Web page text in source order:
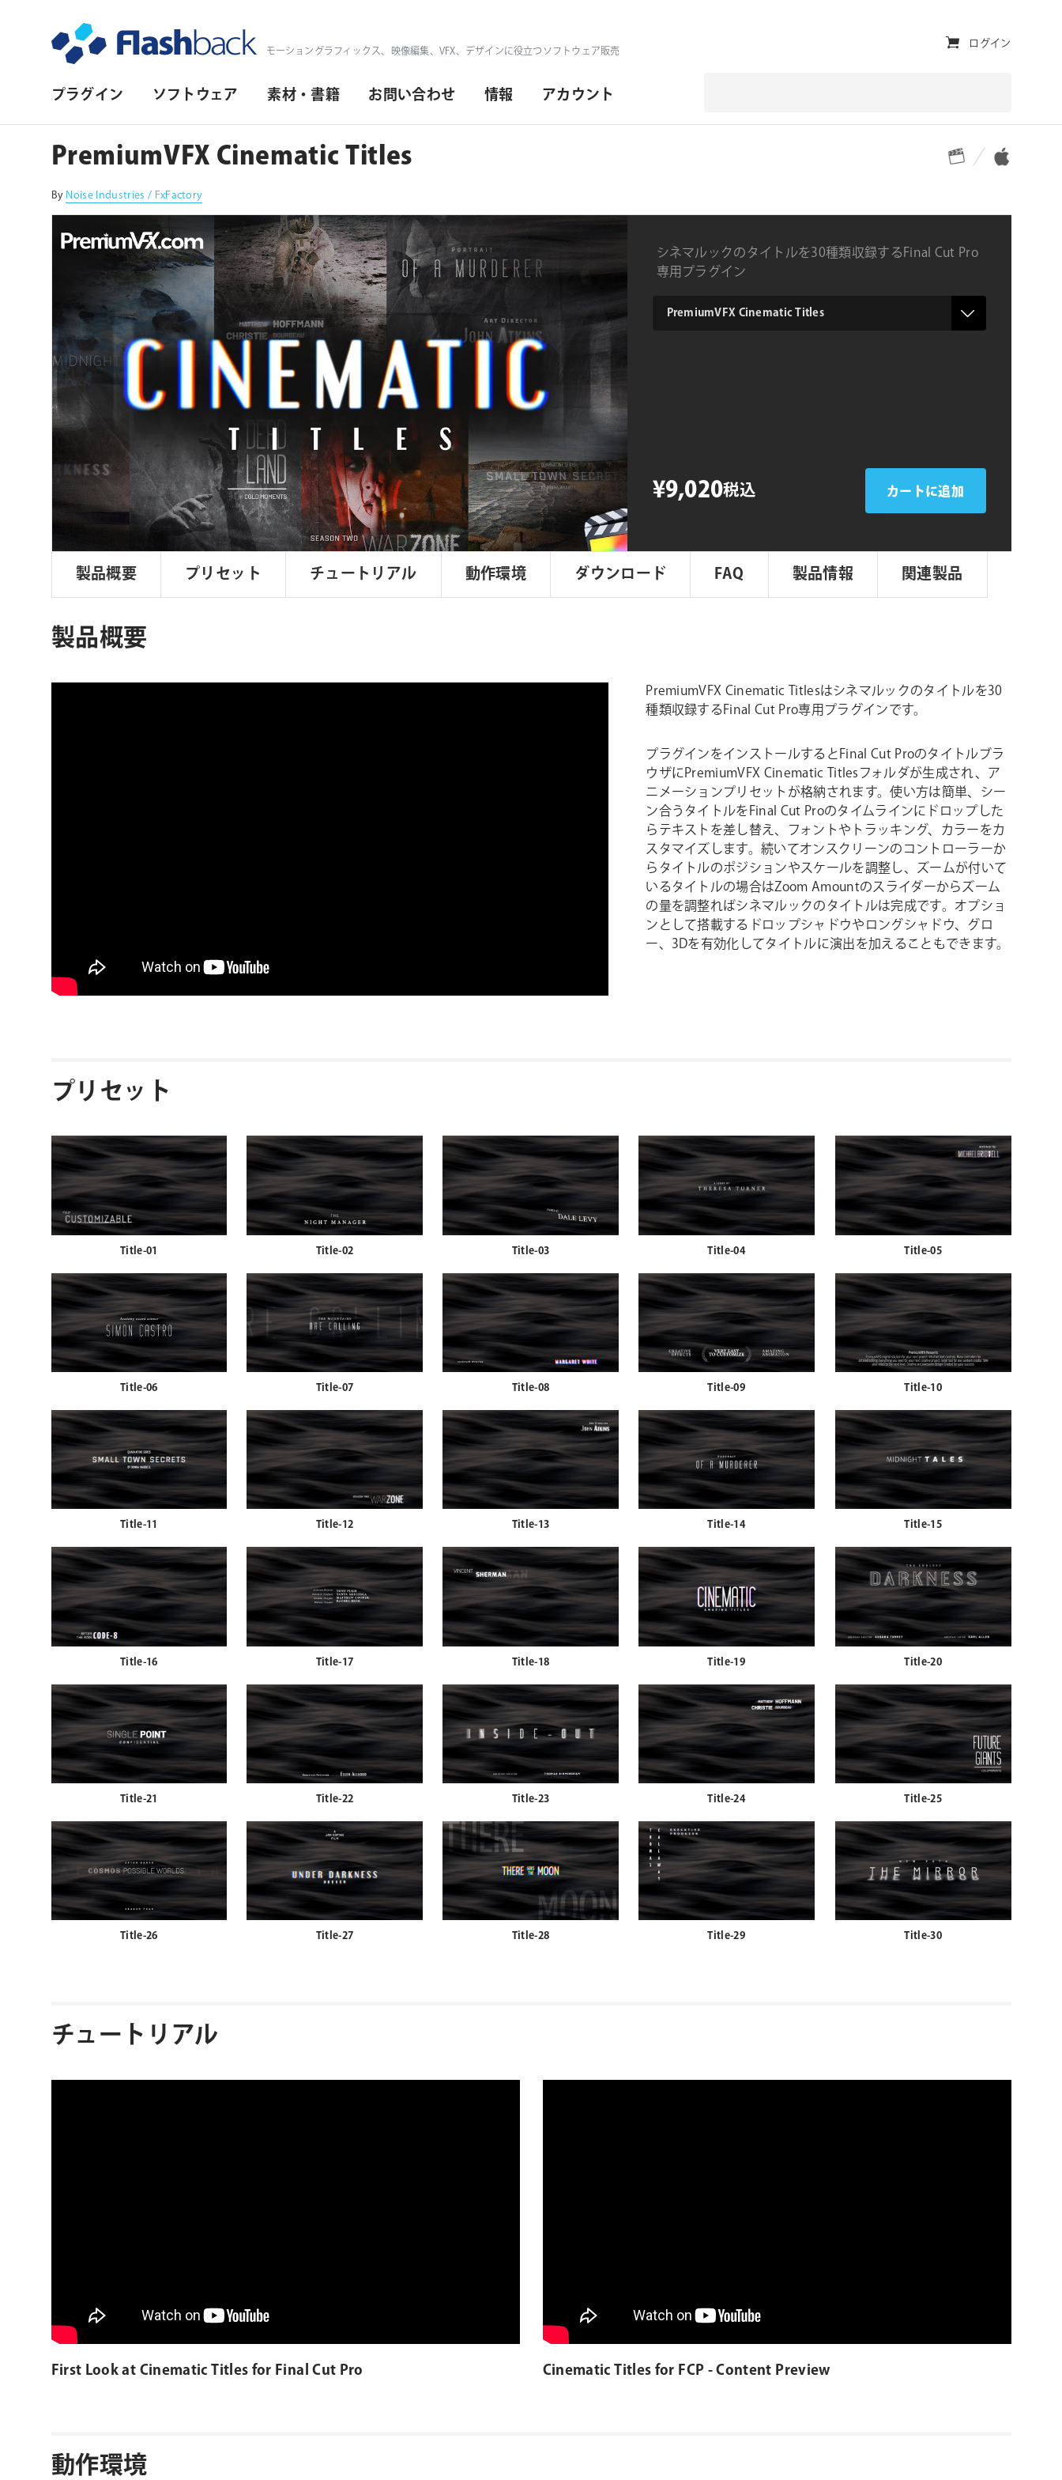
モーショングラフィックス、映像編集、VFX、デザインに役立つソフトウェア販売
プ
イ
マ
リ・
ナ
ビ
ー
シ
ョ
ン
プラグイン ソフトウェア 素材・書籍 お問い合わせ 情報 アカウント
ユ
ィ
リ
ィ・
ナ
ゲ
ー
ログイン
PremiumVFX Cinematic Titles 対応プラットフォーム 対応OS
By Noise Industries / FxFactory
シネマルックのタイトルを30種類収録するFinal Cut Pro
専用プラグイン
type
¥9,020税込 カートに追加
製品概要 プリセット チュートリアル 動作環境 ダウンロード FAQ 製品情報 関連製品
製品概要
PremiumVFX Cinematic Titlesはシネマルックのタイトルを30
種類収録するFinal Cut Pro専用プラグインです。
プラグインをインストールするとFinal Cut Proのタイトルブラ
ウザにPremiumVFX Cinematic Titlesフォルダが生成され、ア
ニメーションプリセットが格納されます。使い方は簡単、シー
ン合うタイトルをFinal Cut Proのタイムラインにドロップした
らテキストを差し替え、フォントやトラッキング、カラーをカ
スタマイズします。続いてオンスクリーンのコントローラーか
らタイトルのポジションやスケールを調整し、ズームが付いて
いるタイトルの場合はZoom Amountのスライダーからズーム
の量を調整ればシネマルックのタイトルは完成です。オプショ
ンとして搭載するドロップシャドウやロングシャドウ、グロ
ー、3Dを有効化してタイトルに演出を加えることもできます。
プリセット
Title-01 Title-02 Title-03 Title-04 Title-05
Title-06 Title-07 Title-08 Title-09 Title-10
Title-11 Title-12 Title-13 Title-14 Title-15
Title-16 Title-17 Title-18 Title-19 Title-20
Title-21 Title-22 Title-23 Title-24 Title-25
Title-26 Title-27 Title-28 Title-29 Title-30
チュートリアル
First Look at Cinematic Titles for Final Cut Pro Cinematic Titles for FCP - Content Preview
動作環境